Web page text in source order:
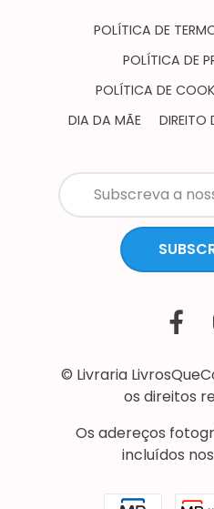
POLÍTICA DE
POLÍTICA DE
POLÍTICA DE
DIA DA MÃE
DIREITO
© Livraria
os direitos
Os adereços
incluídos